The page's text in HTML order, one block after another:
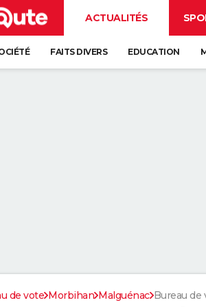
ACTUALITÉS
FAITS DIVERS EDUCATION
de vote Morbihan Malguénac Bureau de